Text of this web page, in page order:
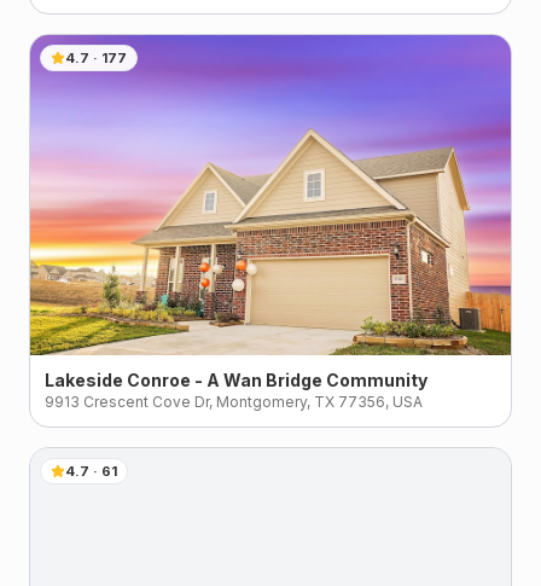
4.7 · 177
Lakeside Conroe - A Wan Bridge Community
9913 Crescent Cove Dr, Montgomery, TX 77356, USA
4.7 · 61